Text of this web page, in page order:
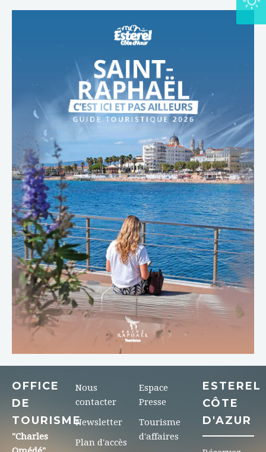
TÉLÉCHARGER
OFFICE
DE
TOURISME
"Charles
Nous
contacter
Newsletter
Plan d'accès
Espace
Presse
Tourisme
d'affaires
ESTEREL
CÔTE
D'AZUR